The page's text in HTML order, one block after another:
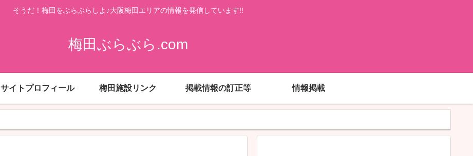
そうだ！梅田をぶらぶらしよ♪大阪梅田エリアの情報を発信しています!!
梅田ぶらぶら.com
サイトプロフィール 梅田施設リンク 掲載情報の訂正等 情報掲載